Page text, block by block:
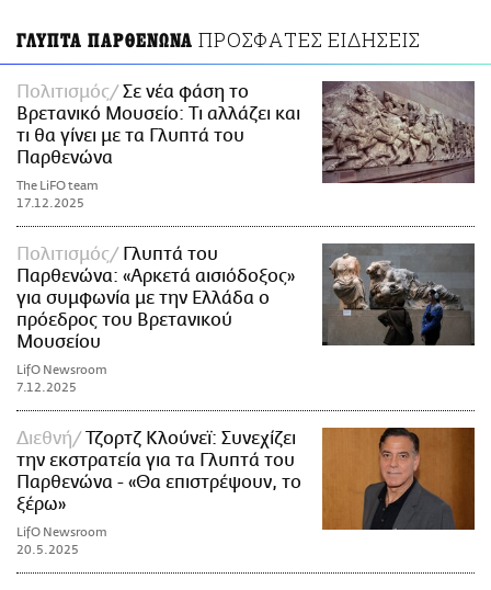
ΓΛΥΠΤΑ ΠΑΡΘΕΝΩΝΑ ΠΡΟΣΦΑΤΕΣ ΕΙΔΗΣΕΙΣ
Πολιτισμός
Σε νέα φάση το
Βρετανικό Μουσείο: Τι αλλάζει και
τι θα γίνει με τα Γλυπτά του
Παρθενώνα
The LiFO team
17.12.2025
Πολιτισμός
Γλυπτά του
Παρθενώνα: «Αρκετά αισιόδοξος»
για συμφωνία με την Ελλάδα ο
πρόεδρος του Βρετανικού
Μουσείου
LifO Newsroom
7.12.2025
Διεθνή
Τζορτζ Κλούνεϊ: Συνεχίζει
την εκστρατεία για τα Γλυπτά του
Παρθενώνα - «Θα επιστρέψουν, το
ξέρω»
LifO Newsroom
20.5.2025